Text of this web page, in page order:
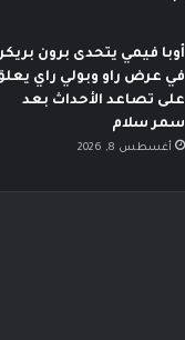
أوبا فيمي يتحدى برون
في عرض راو وبولي راي
على تصاعد الأحداث بعد
سمر سلام
أغسطس 8, 2026